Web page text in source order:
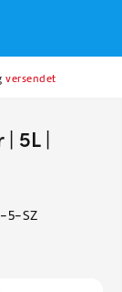
versendet
5L |
5-SZ